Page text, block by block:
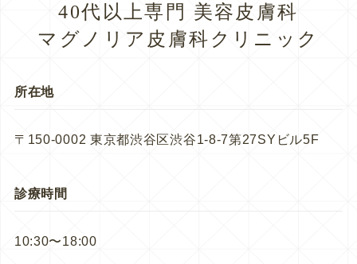
40代以上専門 美容皮膚科
マグノリア皮膚科クリニック
所在地
〒150-0002 東京都渋谷区渋谷1-8-7第27SYビル5F
診療時間
10:30〜18:00